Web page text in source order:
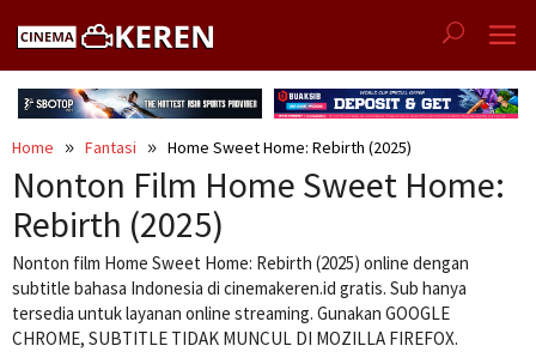
Home Fantasi Home Sweet Home: Rebirth (2025)
Nonton Film Home Sweet Home:
Rebirth (2025)
Nonton film Home Sweet Home: Rebirth (2025) online dengan
subtitle bahasa Indonesia di cinemakeren.id gratis. Sub hanya
tersedia untuk layanan online streaming. Gunakan GOOGLE
CHROME, SUBTITLE TIDAK MUNCUL DI MOZILLA FIREFOX.